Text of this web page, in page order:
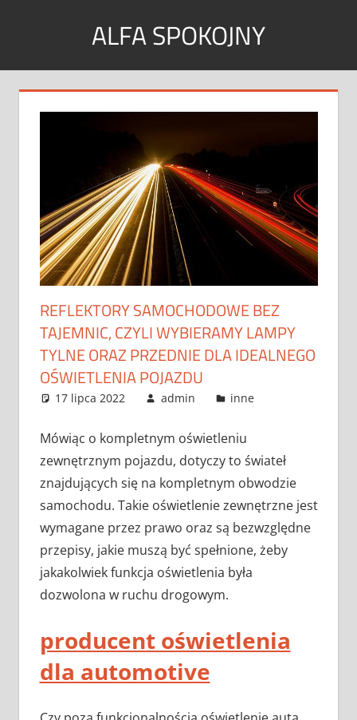
ALFA SPOKOJNY
Wpisy
tematyczne
REFLEKTORY SAMOCHODOWE BEZ
TAJEMNIC, CZYLI WYBIERAMY LAMPY
TYLNE ORAZ PRZEDNIE DLA IDEALNEGO
OŚWIETLENIA POJAZDU
17 lipca 2022 admin inne
Mówiąc o kompletnym oświetleniu
zewnętrznym pojazdu, dotyczy to świateł
znajdujących się na kompletnym obwodzie
samochodu. Takie oświetlenie zewnętrzne jest
wymagane przez prawo oraz są bezwzględne
przepisy, jakie muszą być spełnione, żeby
jakakolwiek funkcja oświetlenia była
dozwolona w ruchu drogowym.
producent oświetlenia
dla automotive